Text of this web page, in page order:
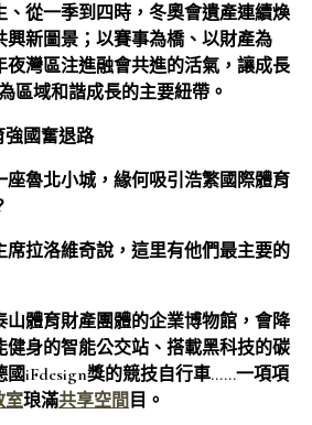
、從一季到四時，冬奧會遺產連續煥
興新圖景；以賽事為橋、以財產為
夜灣區注進融會共進的活氣，讓成長
區域和諧成長的主要紐帶。
強國奮退路
座魯北小城，緣何吸引浩繁國際體育
席拉洛維奇說，這里有他們最主要的
山體育財產團體的企業博物館，會降
健身的智能公交站、搭載黑科技的碳
國iFdesign獎的競技自行車……一項項
室琅滿共享空間 目。